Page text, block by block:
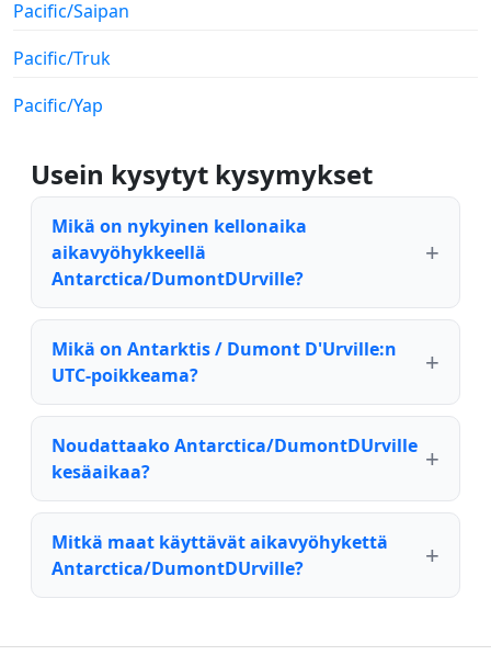
Pacific/Saipan
Pacific/Truk
Pacific/Yap
Usein kysytyt kysymykset
Mikä on nykyinen kellonaika
aikavyöhykkeellä
Antarctica/DumontDUrville?
Mikä on Antarktis / Dumont D'Urville:n
UTC-poikkeama?
Noudattaako Antarctica/DumontDUrville
kesäaikaa?
Mitkä maat käyttävät aikavyöhykettä
Antarctica/DumontDUrville?